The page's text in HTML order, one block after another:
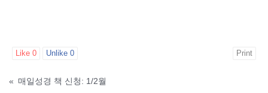
Like 0 Unlike 0 Print
« 매일성경 책 신청: 1/2월